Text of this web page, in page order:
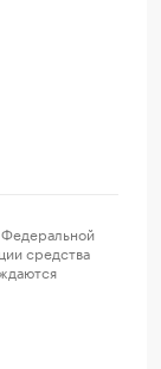
средства